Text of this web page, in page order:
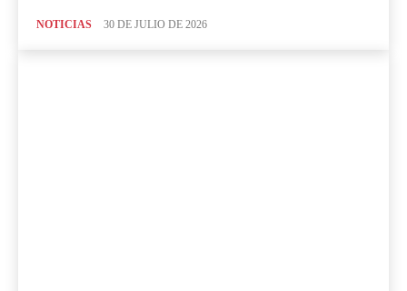
NOTICIAS 30 DE JULIO DE 2026